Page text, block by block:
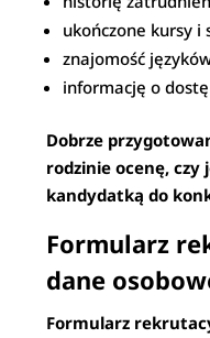
ukończone kursy i
znajomość
informację o
Dobrze
rodzinie ocenę, czy
kandydatką do
Formularz
dane
Formularz